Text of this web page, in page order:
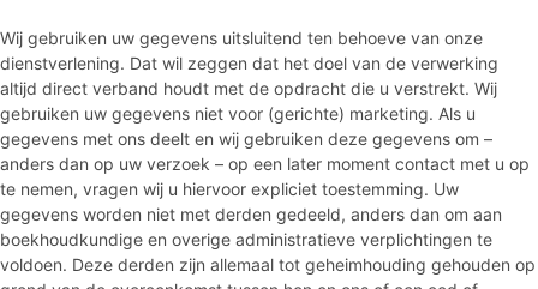
Wij gebruiken uw gegevens uitsluitend ten behoeve van onze
dienstverlening. Dat wil zeggen dat het doel van de verwerking
altijd direct verband houdt met de opdracht die u verstrekt. Wij
gebruiken uw gegevens niet voor (gerichte) marketing. Als u
gegevens met ons deelt en wij gebruiken deze gegevens om –
anders dan op uw verzoek – op een later moment contact met u op
te nemen, vragen wij u hiervoor expliciet toestemming. Uw
gegevens worden niet met derden gedeeld, anders dan om aan
boekhoudkundige en overige administratieve verplichtingen te
voldoen. Deze derden zijn allemaal tot geheimhouding gehouden op